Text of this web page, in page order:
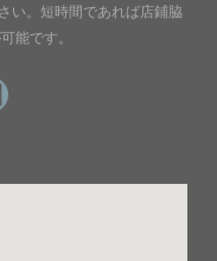
い。短時間であれば店鋪脇
能です。